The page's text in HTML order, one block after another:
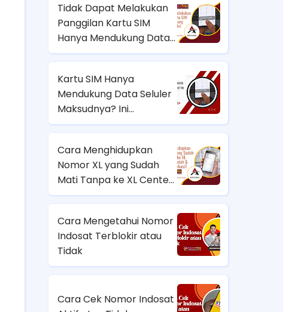
Tidak Dapat Melakukan
Panggilan Kartu SIM
Hanya Mendukung Data
Seluler HP Samsung? Ini
Kartu SIM Hanya
Mendukung Data Seluler
Maksudnya? Ini
Penyebab dan Cara
Cara Menghidupkan
Nomor XL yang Sudah
Mati Tanpa ke XL Center
– Mudah & Terbukti
Cara Mengetahui Nomor
Indosat Terblokir atau
Tidak
Cara Cek Nomor Indosat